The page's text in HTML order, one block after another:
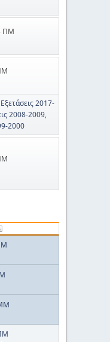
ΠΜ
Εξετάσεις 2017-
2008-2009
2000